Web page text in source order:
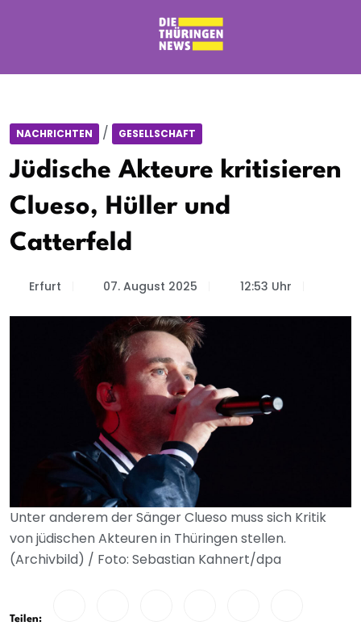
NACHRICHTEN / GESELLSCHAFT
Jüdische Akteure kritisieren
Clueso, Hüller und
Catterfeld
Erfurt 07. August 2025 12:53 Uhr
Unter anderem der Sänger Clueso muss sich Kritik
von jüdischen Akteuren in Thüringen stellen.
(Archivbild) / Foto: Sebastian Kahnert/dpa
Teilen: